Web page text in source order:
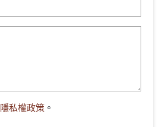
隱私權政策 。